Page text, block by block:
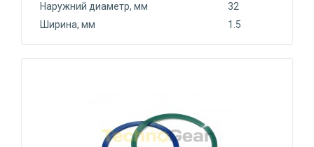
Наружний диаметр, мм
32
Ширина, мм
1.5